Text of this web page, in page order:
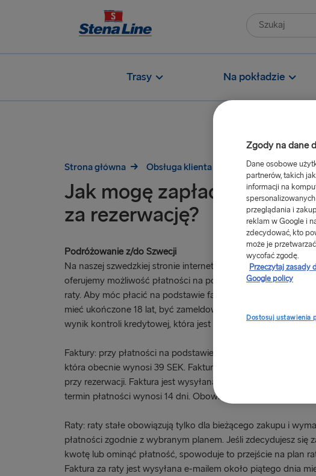
Trasy Na pokładzie
Strona główna Obsługa klienta Rezerwacja
Jak mogę zapłacić
za rezerwację?
Podróżowanie z/do Szwecji
Na naszej szwedzkiej stronie internetowej we współpracy z
oferujemy możliwość płatności na podstawie faktury oraz
raty. Aby móc płacić na podstawie faktury lub rozłożyć
mieć ukończone 18 lat, być zameldowanym w Szwecji oraz
wynik kontroli kredytowej, która jest przeprowadzana w
Faktury: przy płatności na podstawie faktury doliczana jest
która obecnie wynosi 39 SEK. Faktura wysyłana jest e-
przy rezerwacji. Faktura jest wysyłana natychmiast po
termin płatności wynosi 14 dni. Obowiązują warunki umowy.
Raty: raty stałe obowiązują tylko dla bieżącego zakupu i
płatności zgodnie z wybranym planem. Jeśli zdecydujesz się
kwotę lub ominąć płatność, spowoduje to przejście na plan
Faktura za raty jest wysyłana e-mailem około piątego dnia
Zgody na dane
Dane osobowe
partnerów, takich
informacji na
przeglądania i
reklam w Google i
zdecydować, kto
może je
wycofać zgodę.
Przeczytaj zasady
Google policy
Dostosuj ustawienia